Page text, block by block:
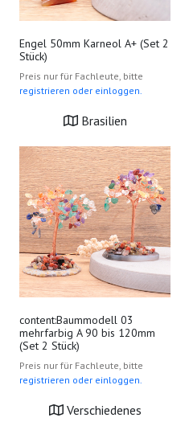
Engel 50mm Karneol A+ (Set 2
Stück)
Preis nur für Fachleute, bitte
registrieren oder einloggen.
Brasilien
content:Baummodell 03
mehrfarbig A 90 bis 120mm
(Set 2 Stück)
Preis nur für Fachleute, bitte
registrieren oder einloggen.
Verschiedenes